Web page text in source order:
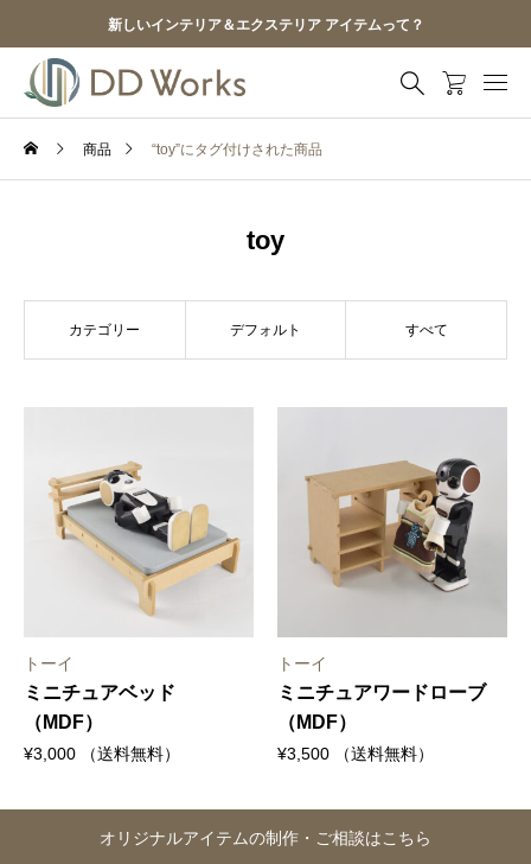
新しいインテリア＆エクステリア アイテムって？
商品 “toy”にタグ付けされた商品
toy
カテゴリー デフォルト すべて
トーイ
ミニチュアベッド
（MDF）
¥3,000 （送料無料）
トーイ
ミニチュアワードローブ
（MDF）
¥3,500 （送料無料）
オリジナルアイテムの制作・ご相談はこちら